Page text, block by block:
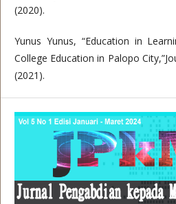
(2020).
Yunus Yunus, “Education in
College Education in Palopo
(2021).